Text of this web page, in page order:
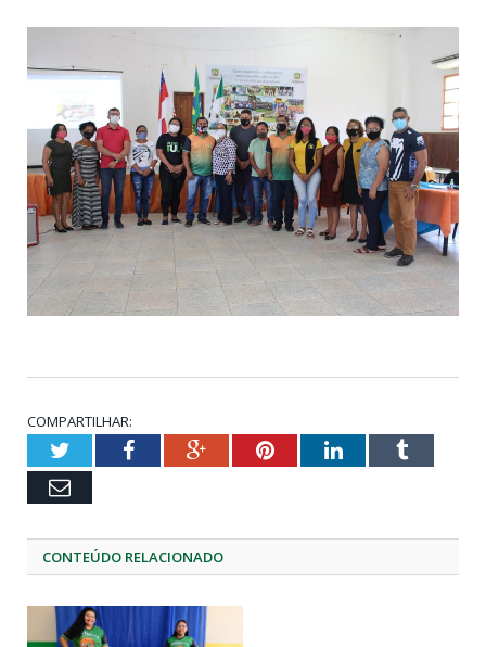
COMPARTILHAR:
TwitterFacebookGoogle+PinterestLinkedInTumblr
Email
CONTEÚDO RELACIONADO